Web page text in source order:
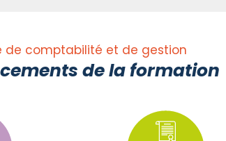
de comptabilité et de gestion
de la formation